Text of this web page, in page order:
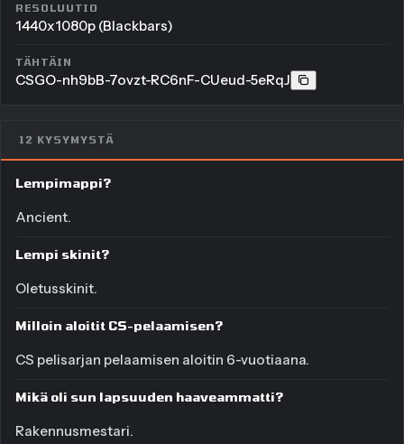
RESOLUUTIO
1440x1080p (Blackbars)
TÄHTÄIN
CSGO-nh9bB-7ovzt-RC6nF-CUeud-5eRqJ
12 KYSYMYSTÄ
Lempimappi?
Ancient.
Lempi skinit?
Oletusskinit.
Milloin aloitit CS-pelaamisen?
CS pelisarjan pelaamisen aloitin 6-vuotiaana.
Mikä oli sun lapsuuden haaveammatti?
Rakennusmestari.